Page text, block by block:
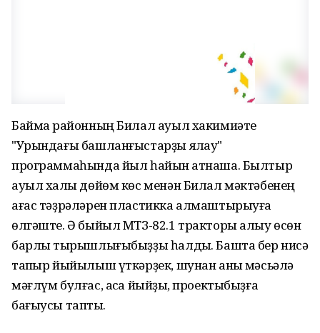
Баймаҡ районның Билал ауыл хакимиәте
"Урындағы башланғыстарҙы яҡлау"
программаһында йыл һайын ҡатнаша. Былтыр
ауыл халҡы дөйөм көс менән Билал мәктәбенең
ағас тәҙрәләрен пластикка алмаштырыуға
өлгәште. Ә быйыл МТЗ-82.1 тракторы алыу өсөн
барлыҡ тырышлығыбыҙҙы һалдыҡ. Башта бер нисә
тапҡыр йыйылыш үткәрҙек, шунан аныҡ мәсьәлә
мәғлүм булғас, аҡса йыйҙыҡ, проектыбыҙға
бағыусы таптыҡ.